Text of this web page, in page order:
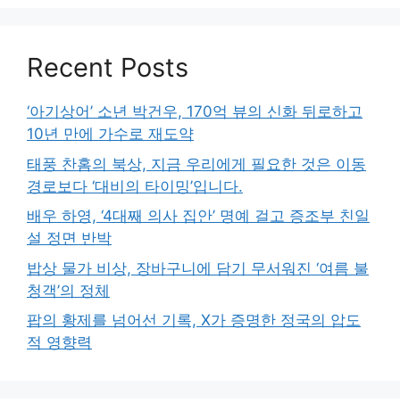
Recent Posts
‘아기상어’ 소년 박건우, 170억 뷰의 신화 뒤로하고
10년 만에 가수로 재도약
태풍 찬홈의 북상, 지금 우리에게 필요한 것은 이동
경로보다 ‘대비의 타이밍’입니다.
배우 하영, ‘4대째 의사 집안’ 명예 걸고 증조부 친일
설 정면 반박
밥상 물가 비상, 장바구니에 담기 무서워진 ‘여름 불
청객’의 정체
팝의 황제를 넘어선 기록, X가 증명한 정국의 압도
적 영향력